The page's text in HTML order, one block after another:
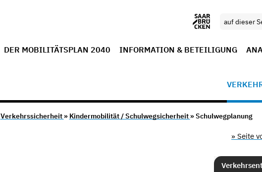
DER MOBILITÄTSPLAN 2040 INFORMATION & BETEILIGUNG
Verkehrssicherheit » Kindermobilität / Schulwegsicherheit » Schulwegplanung
» Seite